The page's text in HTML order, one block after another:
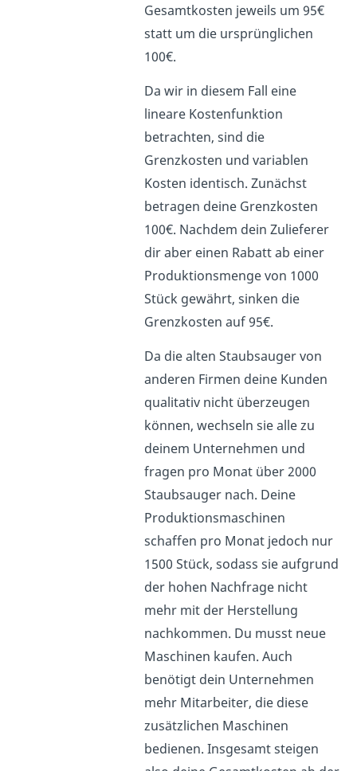
Gesamtkosten jeweils um 95€
statt um die ursprünglichen
100€.
Da wir in diesem Fall eine
lineare Kostenfunktion
betrachten, sind die
Grenzkosten und variablen
Kosten identisch. Zunächst
betragen deine Grenzkosten
100€. Nachdem dein Zulieferer
dir aber einen Rabatt ab einer
Produktionsmenge von 1000
Stück gewährt, sinken die
Grenzkosten auf 95€.
Da die alten Staubsauger von
anderen Firmen deine Kunden
qualitativ nicht überzeugen
können, wechseln sie alle zu
deinem Unternehmen und
fragen pro Monat über 2000
Staubsauger nach. Deine
Produktionsmaschinen
schaffen pro Monat jedoch nur
1500 Stück, sodass sie aufgrund
der hohen Nachfrage nicht
mehr mit der Herstellung
nachkommen. Du musst neue
Maschinen kaufen. Auch
benötigt dein Unternehmen
mehr Mitarbeiter, die diese
zusätzlichen Maschinen
bedienen. Insgesamt steigen